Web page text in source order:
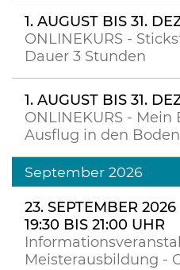
1. AUGUST BIS 31.
ONLINEKURS -
Dauer 3 Stunden
1. AUGUST BIS 31.
ONLINEKURS -
Ausflug in den
September 2026
23. SEPTEMBER 2026
19:30 BIS 21:00 UHR
Meisterausbildung -